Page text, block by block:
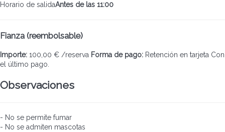
Horario de salidaAntes de las 11:00
Fianza (reembolsable)
Importe: 100,00 € /reserva Forma de pago: Retención en tarjeta Con
el último pago.
Observaciones
- No se permite fumar
- No se admiten mascotas